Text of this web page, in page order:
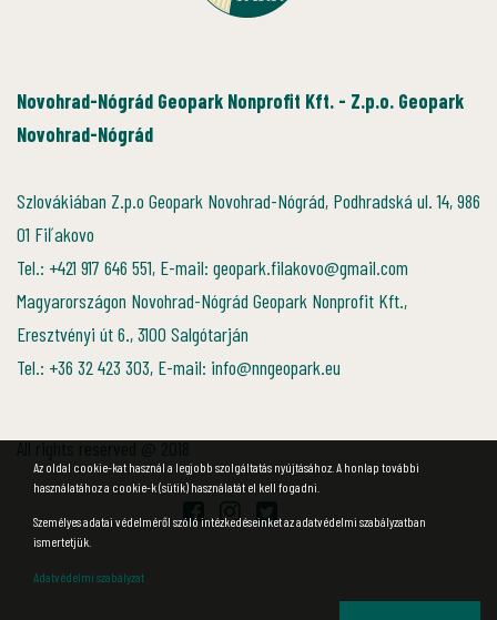
Novohrad-Nógrád Geopark Nonprofit Kft. - Z.p.o. Geopark
Novohrad-Nógrád
Szlovákiában Z.p.o Geopark Novohrad-Nógrád, Podhradská ul. 14, 986
01 Fiľakovo
Tel.: +421 917 646 551, E-mail: geopark.filakovo@gmail.com
Magyarországon Novohrad-Nógrád Geopark Nonprofit Kft.,
Eresztvényi út 6., 3100 Salgótarján
Tel.: +36 32 423 303, E-mail: info@nngeopark.eu
All rights reserved @ 2018
Az oldal cookie-kat használ a legjobb szolgáltatás nyújtásához. A honlap további
használatához a cookie-k (sütik) használatát el kell fogadni.
Személyes adatai védelméről szóló intézkedéseinket az adatvédelmi szabályzatban
ismertetjük.
Adatvédelmi szabályzat